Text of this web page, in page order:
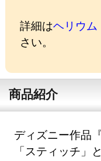
詳細はヘリウム
さい。
商品紹介
ディズニー作品
「スティッチ」